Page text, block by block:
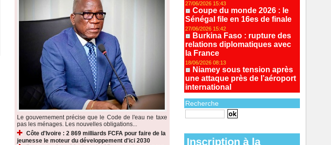
Le gouvernement précise que le Code de l'eau ne taxe
pas les ménages. Les nouvelles obligations...
Côte d'Ivoire : 2 869 milliards FCFA pour faire de la
jeunesse le moteur du développement d'ici 2030
27/06/2026 15:43
Coupe du monde 2026 : le
Sénégal file en 16es de finale
27/06/2026 15:42
Burkina Faso : rupture des
relations diplomatiques avec
la France
18/06/2026 08:13
Niamey sous tension après
une attaque près de l’aéroport
international
Recherche
Inscription à la